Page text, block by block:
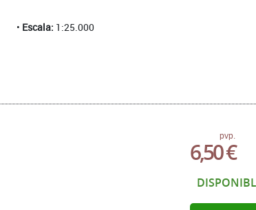
Escala: 1:25.000
pvp.
6,50 €